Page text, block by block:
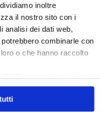
inoltre
il nostro sito con i
analisi dei dati web,
combinarle con
o che hanno raccolto
Xverranno accettati
Cerca